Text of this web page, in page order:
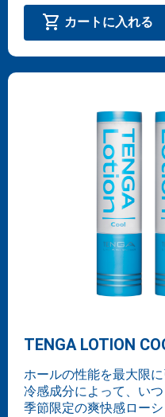
shopping_cart カートに入れる
TENGA LOTION
ホールの性能を最大限
冷感成分によって、いつ
季節限定の爽快感ロー